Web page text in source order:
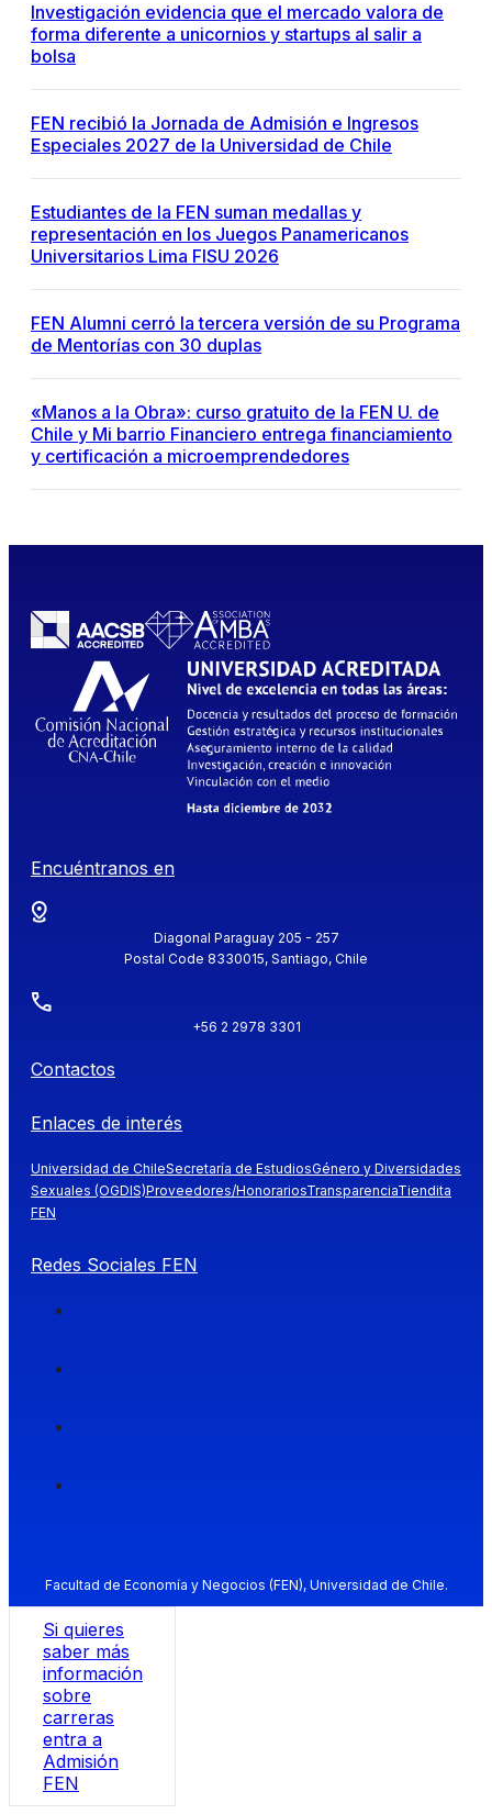
Investigación evidencia que el mercado valora de
forma diferente a unicornios y startups al salir a
bolsa
FEN recibió la Jornada de Admisión e Ingresos
Especiales 2027 de la Universidad de Chile
Estudiantes de la FEN suman medallas y
representación en los Juegos Panamericanos
Universitarios Lima FISU 2026
FEN Alumni cerró la tercera versión de su Programa
de Mentorías con 30 duplas
«Manos a la Obra»: curso gratuito de la FEN U. de
Chile y Mi barrio Financiero entrega financiamiento
y certificación a microemprendedores
Encuéntranos en
Diagonal Paraguay 205 - 257
Postal Code 8330015, Santiago, Chile
+56 2 2978 3301
Contactos
Enlaces de interés
Universidad de ChileSecretaría de EstudiosGénero y Diversidades
Sexuales (OGDIS)Proveedores/HonorariosTransparenciaTiendita
FEN
Redes Sociales FEN
Facultad de Economía y Negocios (FEN), Universidad de Chile.
Si quieres
saber más
información
sobre
carreras
entra a
Admisión
FEN